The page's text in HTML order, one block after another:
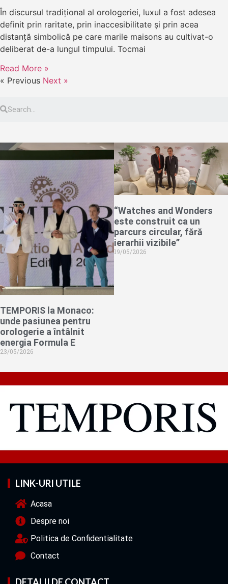
În discursul tradițional al orologeriei, luxul a fost adesea
definit prin raritate, prin inaccesibilitate și prin acea
distanță simbolică pe care marile maisons au cultivat-o
deliberat de-a lungul timpului. Tocmai
Read More »
« Previous Next »
TEMPORIS la Monaco:
unde pasiunea pentru
orologerie a întâlnit
energia Formula E
23/05/2026
“Watches and Wonders
este construit ca un
parcurs circular, fără
ierarhii vizibile”
19/05/2026
LINK-URI UTILE
Acasa
Despre noi
Politica de Confidentialitate
Contact